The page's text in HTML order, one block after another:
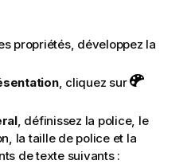
propriétés, développez la
, cliquez sur
, définissez la police, le
la taille de police et la
de texte suivants :